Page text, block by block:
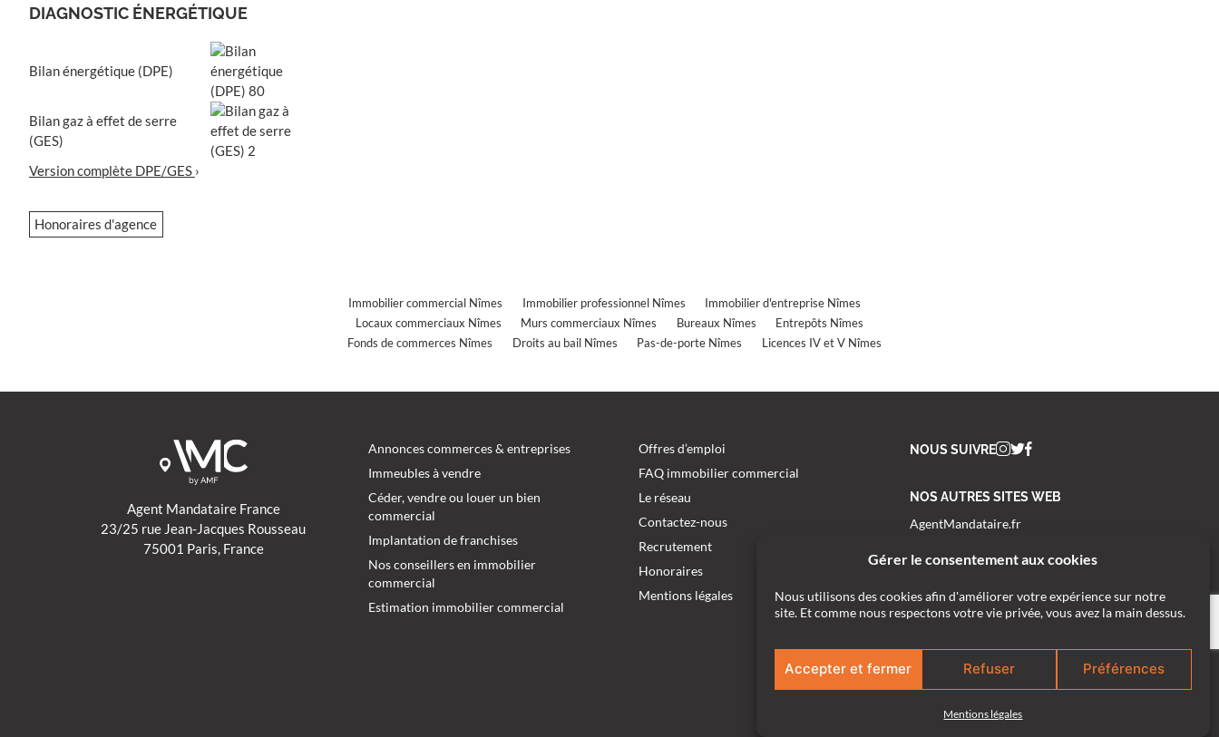
Gérer le consentement aux cookies
Nous utilisons des cookies afin d'améliorer votre expérience sur notre
site. Et comme nous respectons votre vie privée, vous avez la main dessus.
Accepter et fermer Refuser Préférences
Mentions légales
DIAGNOSTIC ÉNERGÉTIQUE
Bilan énergétique (DPE)
Bilan gaz à effet de serre
(GES)
Version complète DPE/GES ›
Honoraires d'agence
Immobilier commercial Nîmes Immobilier professionnel Nîmes
Immobilier d'entreprise Nîmes
Locaux commerciaux Nîmes
Murs commerciaux Nîmes Bureaux Nîmes
Entrepôts Nîmes
Fonds de commerces Nîmes
Droits au bail Nîmes Pas-de-porte Nîmes Licences IV et V Nîmes
Agent Mandataire France
23/25 rue Jean-Jacques Rousseau
75001 Paris, France
Annonces commerces & entreprises
Immeubles à vendre
Céder, vendre ou louer un bien
commercial
Implantation de franchises
Nos conseillers en immobilier
commercial
Estimation immobilier commercial
Offres d’emploi
FAQ immobilier commercial
Le réseau
Contactez-nous
Recrutement
Honoraires
Mentions légales
NOUS SUIVRE
NOS AUTRES SITES WEB
AgentMandataire.fr
BuyerAgent.fr
EstimationImmobiliere.fr
RecrutementImmobilier.fr
PassoiresThermiques.fr
ClubDealimmobilier.fr